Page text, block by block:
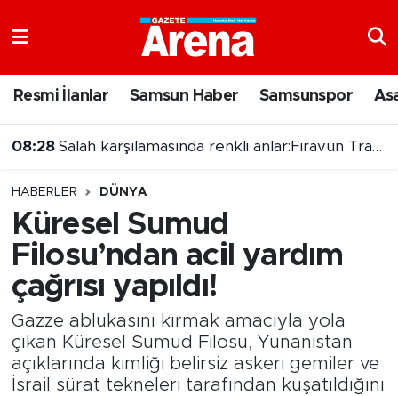
Resmi İlanlar Samsun Haber Samsunspor
08:28 Salah karşılamasında renkli anlar:Firavun Trabzon'da!
HABERLER DÜNYA
Küresel Sumud
Filosu’ndan acil yardım
çağrısı yapıldı!
Gazze ablukasını kırmak amacıyla yola
çıkan Küresel Sumud Filosu, Yunanistan
açıklarında kimliği belirsiz askeri gemiler ve
İsrail sürat tekneleri tarafından kuşatıldığını
Samsun Namaz Vakitleri
Süper Lig Puan Durumu ve Fikstür
Tüm Manşetler
Son Dakika Haberleri
Haber Arşivi